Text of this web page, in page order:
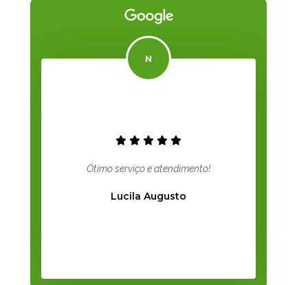
Ótimo serviço e atendimento!
Lucila Augusto